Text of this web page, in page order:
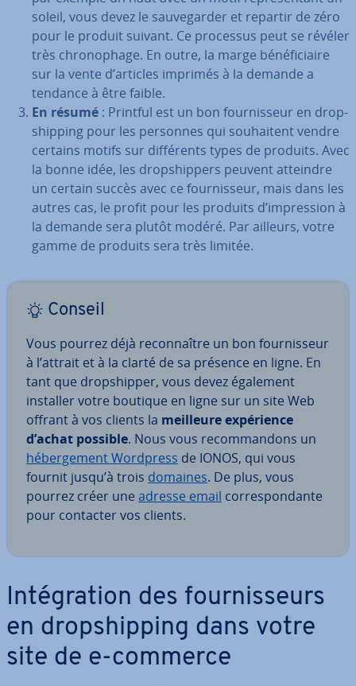
soleil, vous devez le sau­ve­gar­der et repartir de zéro
pour le produit suivant. Ce processus peut se révéler
très chro­no­phage. En outre, la marge bé­né­fi­ciaire
sur la vente d’articles imprimés à la demande a
tendance à être faible.
En résumé : Printful est un bon four­nis­seur en drop­
ship­ping pour les personnes qui sou­hai­tent vendre
certains motifs sur dif­fé­rents types de produits. Avec
la bonne idée, les drop­ship­pers peuvent atteindre
un certain succès avec ce four­nis­seur, mais dans les
autres cas, le profit pour les produits d’im­pres­sion à
la demande sera plutôt modéré. Par ailleurs, votre
gamme de produits sera très limitée.
Conseil
Vous pourrez déjà re­con­naître un bon four­nis­seur
à l’attrait et à la clarté de sa présence en ligne. En
tant que drop­ship­per, vous devez également
installer votre boutique en ligne sur un site Web
offrant à vos clients la meilleure ex­pé­rience
d’achat possible. Nous vous re­com­man­dons un
hé­ber­ge­ment Wordpress de IONOS, qui vous
fournit jusqu’à trois domaines. De plus, vous
pourrez créer une adresse email cor­res­pon­dante
pour contacter vos clients.
In­té­gra­tion des four­nis­seurs
en drop­ship­ping dans votre
site de e-commerce